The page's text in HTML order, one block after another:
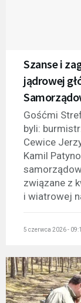
Szanse i
jądrowej
Gośćmi
byli:
Cewice
Kamil
związane z
i wiatrowej
5 czerwca 2026 -